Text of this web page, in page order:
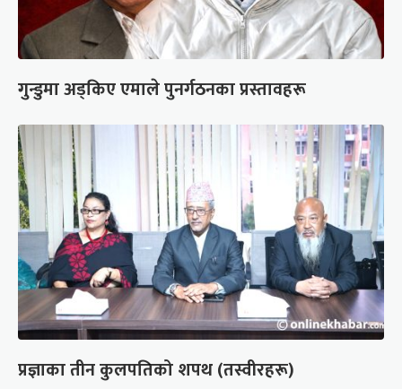
गुन्डुमा अड्किए एमाले पुनर्गठनका प्रस्तावहरू
प्रज्ञाका तीन कुलपतिको शपथ (तस्वीरहरू)